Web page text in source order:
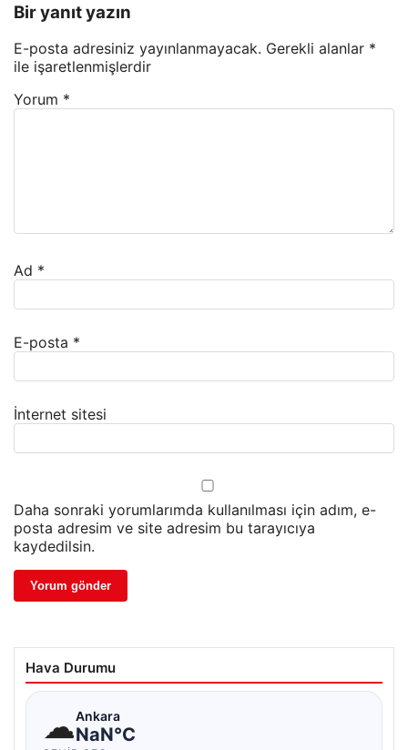
Bir yanıt yazın
E-posta adresiniz yayınlanmayacak. Gerekli alanlar *
ile işaretlenmişlerdir
Yorum *
Ad *
E-posta *
İnternet sitesi
Daha sonraki yorumlarımda kullanılması için adım, e-
posta adresim ve site adresim bu tarayıcıya
kaydedilsin.
Hava Durumu
☁Ankara
NaN°C